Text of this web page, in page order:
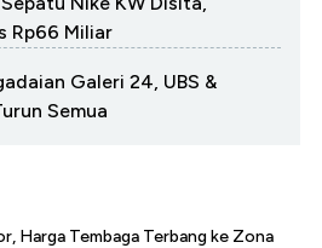
Rp66 Miliar
Galeri 24, UBS &
Semua
Harga Tembaga Terbang ke Zona